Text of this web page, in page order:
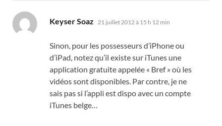
Keyser Soaz dit :
21 juillet 2012 à 15 h 12 min
Sinon, pour les possesseurs d’iPhone ou
d’iPad, notez qu’il existe sur iTunes une
application gratuite appelée « Bref » où les
vidéos sont disponibles. Par contre, je ne
sais pas si l’appli est dispo avec un compte
iTunes belge…